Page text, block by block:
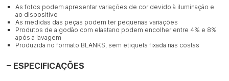
As fotos podem apresentar variações de cor devido à iluminação e
ao dispositivo
As medidas das peças podem ter pequenas variações
Produtos de algodão com elastano podem encolher entre 4% e 8%
após a lavagem
Produzida no formato BLANKS, sem etiqueta fixada nas costas
ESPECIFICAÇÕES